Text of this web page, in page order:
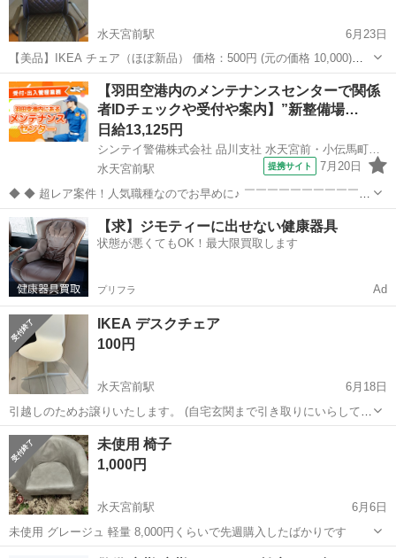
水天宮前駅
6月23日
【美品】IKEA チェア（ほぼ新品） 価格：500円 (元の価格 10,000)
IKEAのチェアを出品します。使用期間は1年未満で、状態はとても良
好です（ほぼ新品同様）。 掃除しやすくするためにキャスター（車
輪）は取り外...
東京 中央区 水天宮前駅 IKEA
【羽田空港内のメンテナンスセンターで関係
者IDチェックや受付や案内】”新整備場…
日給13,125円
シンテイ警備株式会社 品川支社 水天宮前・小伝馬町・三越前(羽田空港)エリア/A3203200147
水天宮前駅
提携サイト 7月20日
◆ ◆ 超レア案件！人気職種なのでお早めに♪ ￣￣￣￣￣￣￣￣￣￣￣
￣￣￣￣￣￣￣￣ 「新整備場駅」徒歩1分！ 羽田空港内メンテナンス
センターでIDチェック等！ メンテナンスセンター関係者の 受付やIDチ
ェック、案内業務...
東京 中央区 水天宮前駅 警備員
【求】ジモティーに出せない健康器具
状態が悪くてもOK！最大限買取します
プリフラ Ad
IKEA デスクチェア
100円
水天宮前駅
6月18日
引越しのためお譲りいたします。 (自宅玄関まで引き取りにいらしてい
ただける方限定となります)
東京 中央区 水天宮前駅
未使用 椅子
1,000円
水天宮前駅
6月6日
未使用 グレージュ 軽量 8,000円くらいで先週購入したばかりです
水天宮前駅 グレージュ